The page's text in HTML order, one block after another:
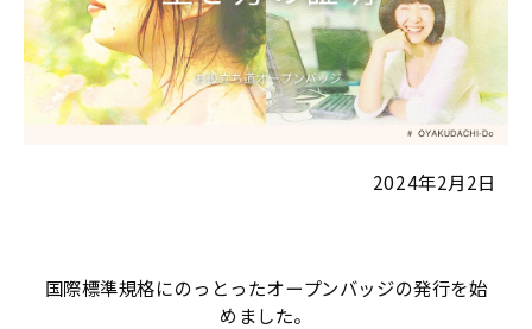
お知らせ
SOLUTION
2024年2月2日
国際標準規格にのっとったオープンバッジの発行を始
めました。